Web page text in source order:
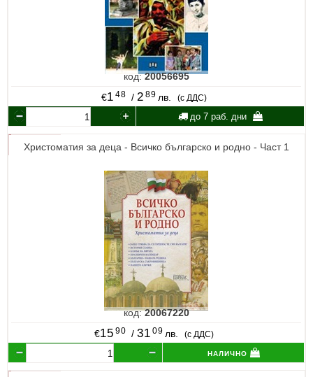
код:20056695
€1 48 / 2 89 лв. (с ДДС)
до 7 раб. дни
Христоматия за деца - Всичко българско и родно - Част 1
код:20067220
€15 90 / 31 09 лв. (с ДДС)
налично